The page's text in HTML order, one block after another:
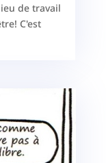
de travail
C'est